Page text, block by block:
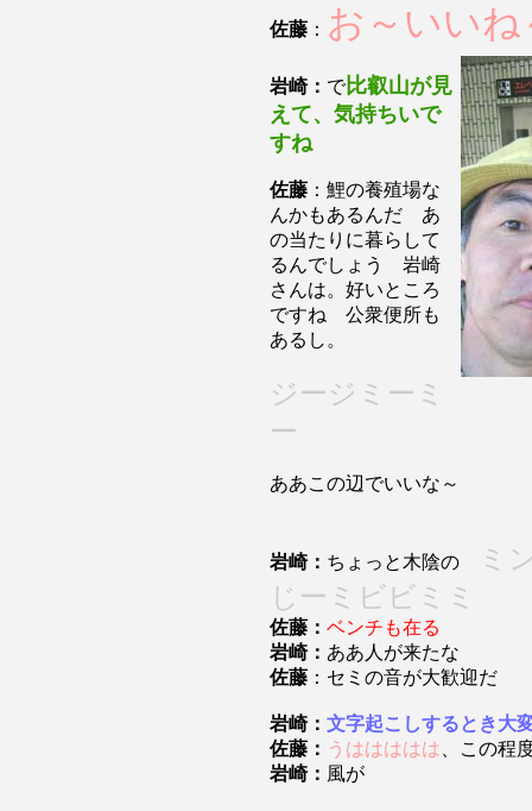
佐藤 ： お～いいね
岩崎： で比叡山が見
えて、気持ちいで
すね
佐藤 ：鯉の養殖場な
んかもあるんだ あ
の当たりに暮らして
るんでしょう 岩崎
さんは。好いところ
ですね 公衆便所も
あるし。
ジージミーミ
ー
ああこの辺でいいな～
岩崎： ちょっと木陰の
ミ
じーミビビミミ
佐藤： ベンチも在る
岩崎： ああ人が来たな
佐藤 ：セミの音が大歓迎だ
岩崎： 文字起こしするとき大
佐藤： うははははは 、この程
岩崎： 風が